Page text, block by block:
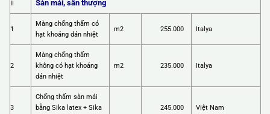
Sàn mái, sân thượng
1
Màng chống thấm có
hạt khoáng dán nhiệt
m2 255.000 Italya
2
Màng chống thấm
không có hạt khoáng
dán nhiệt
m2 235.000 Italya
3
Chống thấm sàn mái
bằng Sika latex + Sika
245.000 Việt Nam